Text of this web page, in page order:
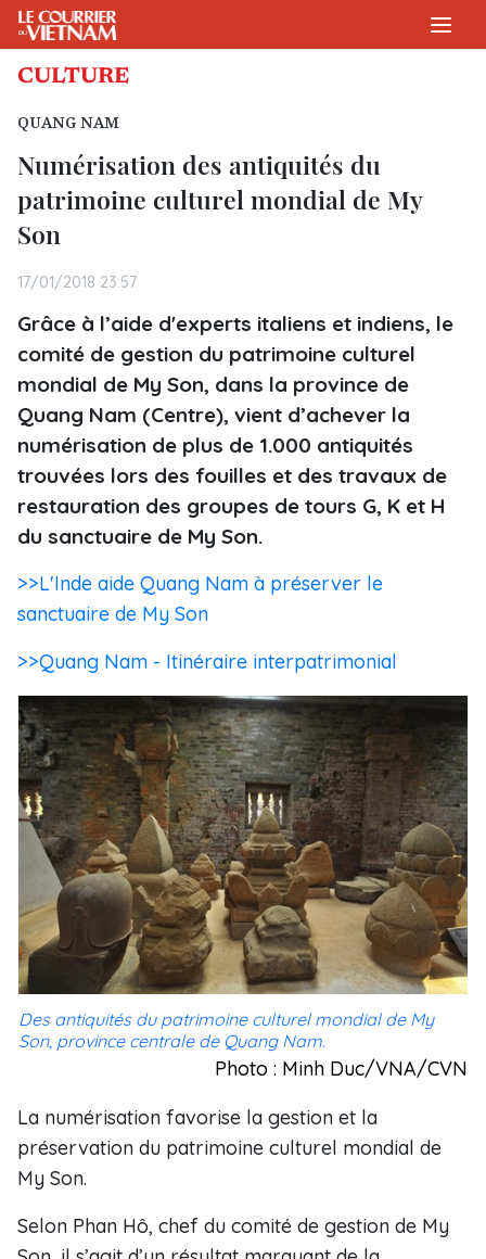
CULTURE
QUANG NAM
Numérisation des antiquités du
patrimoine culturel mondial de My
Son
17/01/2018 23:57
Grâce à l’aide d'experts italiens et indiens, le
comité de gestion du patrimoine culturel
mondial de My Son, dans la province de
Quang Nam (Centre), vient d’achever la
numérisation de plus de 1.000 antiquités
trouvées lors des fouilles et des travaux de
restauration des groupes de tours G, K et H
du sanctuaire de My Son.
>>L'Inde aide Quang Nam à préserver le
sanctuaire de My Son
>>Quang Nam - Itinéraire interpatrimonial
Des antiquités du patrimoine culturel mondial de My
Son, province centrale de Quang Nam.
Photo : Minh Duc/VNA/CVN
La numérisation favorise la gestion et la
préservation du patrimoine culturel mondial de
My Son.
Selon Phan Hô, chef du comité de gestion de My